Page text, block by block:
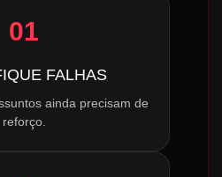
01
FALHAS
ainda precisam de
reforço.